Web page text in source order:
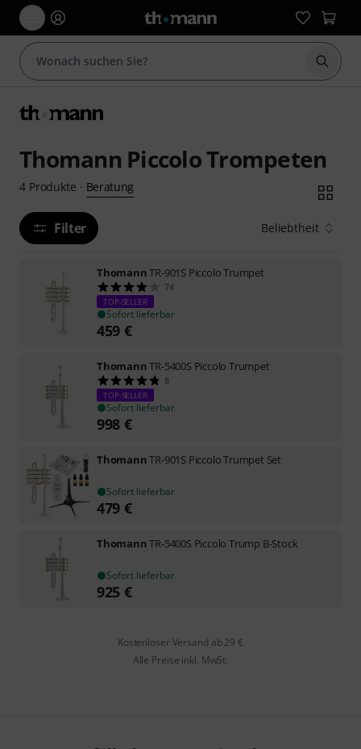
Suche
Thomann Piccolo Trompeten
4 Produkte · Beratung
Filter Beliebtheit
ThomannTR-901S Piccolo Trumpet
74
TOP-SELLER
Sofort lieferbar
459 €
ThomannTR-5400S Piccolo Trumpet
8
TOP-SELLER
Sofort lieferbar
998 €
ThomannTR-901S Piccolo Trumpet Set
Sofort lieferbar
479 €
ThomannTR-5400S Piccolo Trump B-Stock
Sofort lieferbar
925 €
Kostenloser Versand ab 29 €
Alle Preise inkl. MwSt.